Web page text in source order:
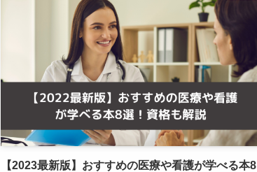
【2023最新版】おすすめの医療や看護が学べる本8